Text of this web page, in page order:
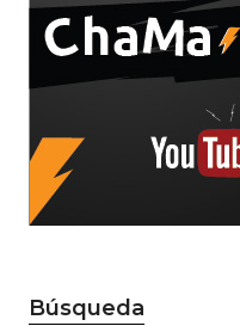
Búsqueda